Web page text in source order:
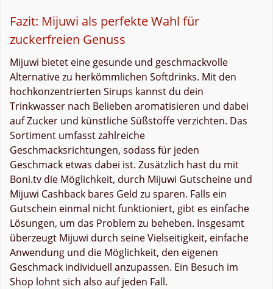
Fazit: Mijuwi als perfekte Wahl für
zuckerfreien Genuss
Mijuwi bietet eine gesunde und geschmackvolle
Alternative zu herkömmlichen Softdrinks. Mit den
hochkonzentrierten Sirups kannst du dein
Trinkwasser nach Belieben aromatisieren und dabei
auf Zucker und künstliche Süßstoffe verzichten. Das
Sortiment umfasst zahlreiche
Geschmacksrichtungen, sodass für jeden
Geschmack etwas dabei ist. Zusätzlich hast du mit
Boni.tv die Möglichkeit, durch Mijuwi Gutscheine und
Mijuwi Cashback bares Geld zu sparen. Falls ein
Gutschein einmal nicht funktioniert, gibt es einfache
Lösungen, um das Problem zu beheben. Insgesamt
überzeugt Mijuwi durch seine Vielseitigkeit, einfache
Anwendung und die Möglichkeit, den eigenen
Geschmack individuell anzupassen. Ein Besuch im
Shop lohnt sich also auf jeden Fall.